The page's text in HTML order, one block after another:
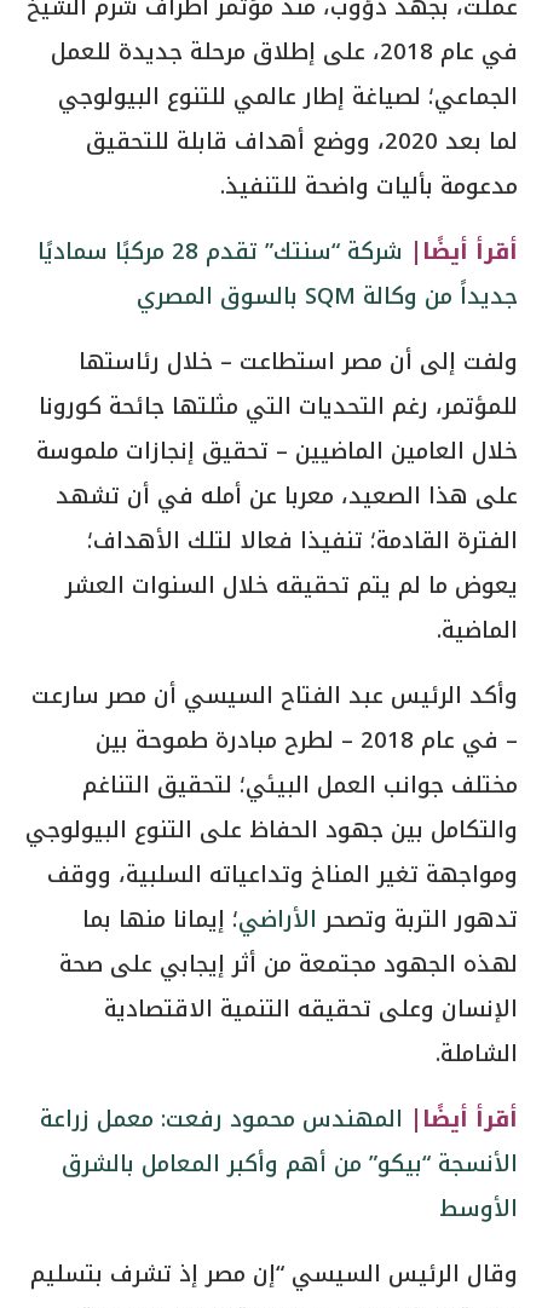
في عام 2018، على إطلاق مرحلة جديدة للعمل
الجماعي؛ لصياغة إطار عالمي للتنوع البيولوجي
لما بعد 2020، ووضع أهداف قابلة للتحقيق
مدعومة بأليات واضحة للتنفيذ.
أقرأ أيضًا|
شركة “سنتك” تقدم 28 مركبًا سماديًا
جديداً من وكالة SQM بالسوق المصري
ولفت إلى أن مصر استطاعت – خلال رئاستها
للمؤتمر، رغم التحديات التي مثلتها جائحة كورونا
خلال العامين الماضيين – تحقيق إنجازات ملموسة
على هذا الصعيد، معربا عن أمله في أن تشهد
الفترة القادمة؛ تنفيذا فعالا لتلك الأهداف؛
يعوض ما لم يتم تحقيقه خلال السنوات العشر
الماضية.
وأكد الرئيس عبد الفتاح السيسي أن مصر سارعت
– في عام 2018 – لطرح مبادرة طموحة بين
مختلف جوانب العمل البيئي؛ لتحقيق التناغم
والتكامل بين جهود الحفاظ على التنوع البيولوجي
ومواجهة تغير المناخ وتداعياته السلبية، ووقف
تدهور التربة وتصحر الأراضي؛ إيمانا منها بما
لهذه الجهود مجتمعة من أثر إيجابي على صحة
الإنسان وعلى تحقيقه التنمية الاقتصادية
الشاملة.
أقرأ أيضًا| المهندس محمود رفعت: معمل زراعة
الأنسجة “بيكو” من أهم وأكبر المعامل بالشرق
الأوسط
وقال الرئيس السيسي “إن مصر إذ تشرف بتسليم